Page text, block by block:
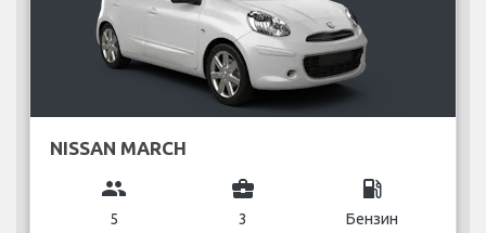
NISSAN MARCH
group
5
business_center
3
local_gas_station
Бензин